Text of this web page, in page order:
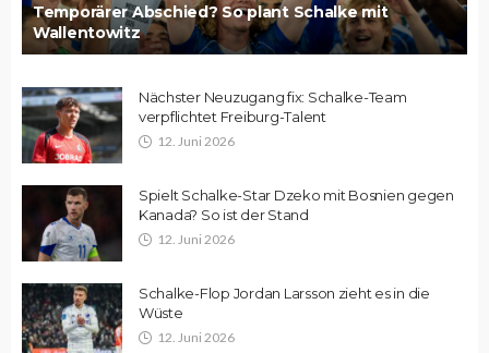
Temporärer Abschied? So plant Schalke mit
Wallentowitz
Nächster Neuzugang fix: Schalke-Team
verpflichtet Freiburg-Talent
12. Juni 2026
Spielt Schalke-Star Dzeko mit Bosnien gegen
Kanada? So ist der Stand
12. Juni 2026
Schalke-Flop Jordan Larsson zieht es in die
Wüste
12. Juni 2026